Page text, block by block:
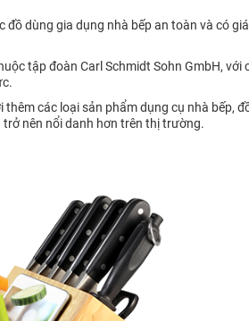
đồ dùng gia dụng nhà bếp an toàn và có
tập đoàn Carl Schmidt Sohn GmbH,
thêm các loại sản phẩm dụng cụ nhà bếp,
trở nên nổi danh hơn trên thị trường.